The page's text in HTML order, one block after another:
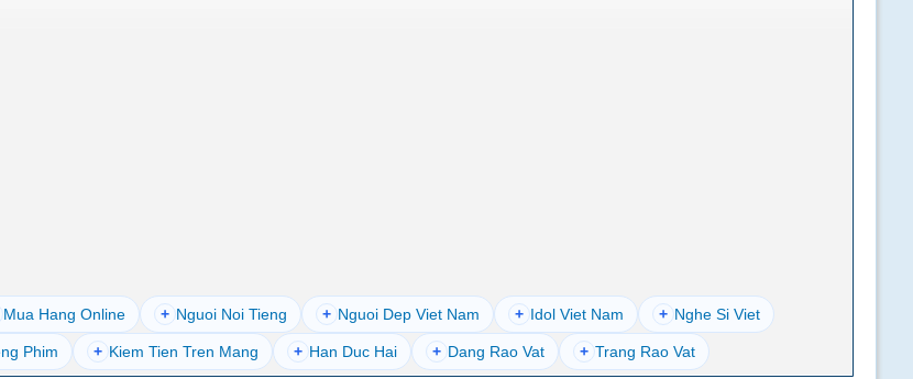
Mua Hang Online + Nguoi Noi Tieng + Nguoi Dep Viet Nam + Idol Viet Nam + Nghe Si Viet
Phim + Kiem Tien Tren Mang + Han Duc Hai + Dang Rao Vat + Trang Rao Vat